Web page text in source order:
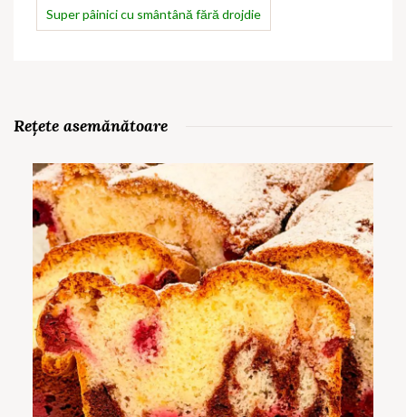
Super pâinici cu smântână fără drojdie
Rețete asemănătoare